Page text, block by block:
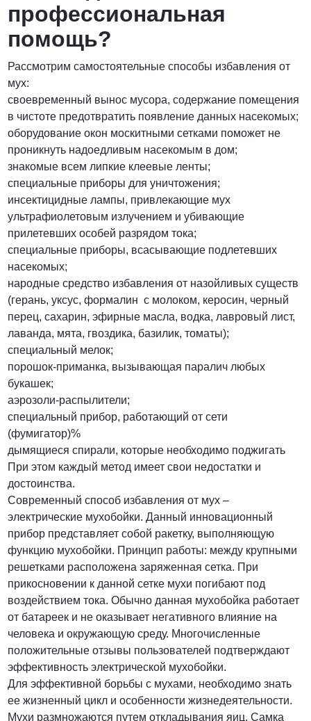
профессиональная
помощь?
Рассмотрим самостоятельные способы избавления от
мух:
своевременный вынос мусора, содержание помещения
в чистоте предотвратить появление данных насекомых;
оборудование окон москитными сетками поможет не
проникнуть надоедливым насекомым в дом;
знакомые всем липкие клеевые ленты;
специальные приборы для уничтожения;
инсектицидные лампы, привлекающие мух
ультрафиолетовым излучением и убивающие
прилетевших особей разрядом тока;
специальные приборы, всасывающие подлетевших
насекомых;
народные средство избавления от назойливых существ
(герань, уксус, формалин с молоком, керосин, черный
перец, сахарин, эфирные масла, водка, лавровый лист,
лаванда, мята, гвоздика, базилик, томаты);
специальный мелок;
порошок-приманка, вызывающая паралич любых
букашек;
аэрозоли-распылители;
специальный прибор, работающий от сети
(фумигатор)%
дымящиеся спирали, которые необходимо поджигать
При этом каждый метод имеет свои недостатки и
достоинства.
Современный способ избавления от мух –
электрические мухобойки. Данный инновационный
прибор представляет собой ракетку, выполняющую
функцию мухобойки. Принцип работы: между крупными
решетками расположена заряженная сетка. При
прикосновении к данной сетке мухи погибают под
воздействием тока. Обычно данная мухобойка работает
от батареек и не оказывает негативного влияние на
человека и окружающую среду. Многочисленные
положительные отзывы пользователей подтверждают
эффективность электрической мухобойки.
Для эффективной борьбы с мухами, необходимо знать
ее жизненный цикл и особенности жизнедеятельности.
Мухи размножаются путем откладывания яиц. Самка